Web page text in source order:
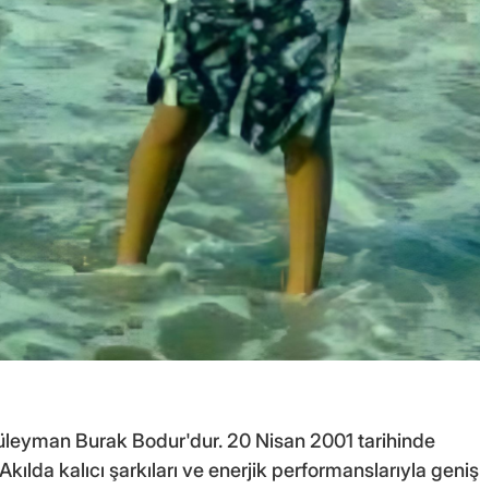
Burak Bodur'dur. 20 Nisan 2001 tarihinde
kalıcı şarkıları ve enerjik performanslarıyla geniş